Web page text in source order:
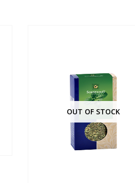
OUT OF STOCK